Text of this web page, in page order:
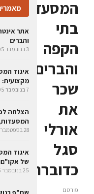
המסעדות
בתי
הקפה
והברים
שכר
את
אורלי
סגל
כדוברת
פורסם
אתר
והברים
3 בנובמבר 2005
איגוד
7 בנובמבר 2005
הצלחה
28 בספטמבר 2005
איגוד
של אקו"ם
25 בנובמבר 2005